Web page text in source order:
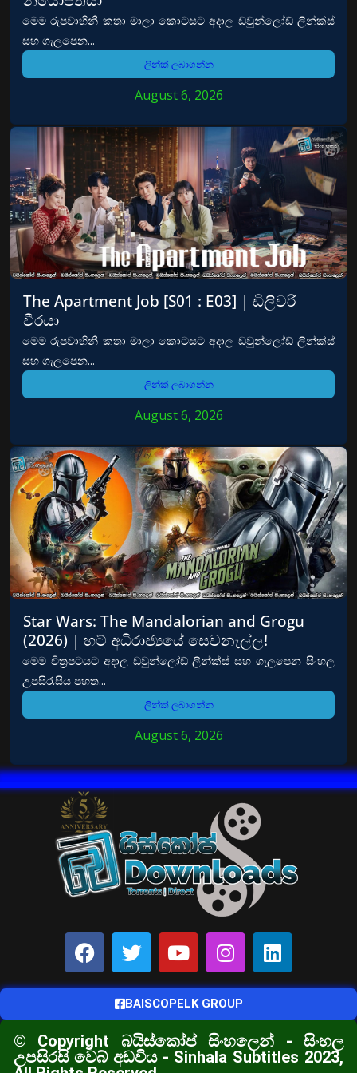
මෙම රුපවාහිනී කතා මාලා කොටසට අදාල ඩවුන්ලෝඩ් ලින්ක්ස්
සහ ගැලපෙන...
ලින්ක් ලබාගන්න
August 6, 2026
The Apartment Job [S01 : E03] | ඩිලිවරි
වීරයා
මෙම රුපවාහිනී කතා මාලා කොටසට අදාල ඩවුන්ලෝඩ් ලින්ක්ස්
සහ ගැලපෙන...
ලින්ක් ලබාගන්න
August 6, 2026
Star Wars: The Mandalorian and Grogu
(2026) | හට් අධිරාජ්‍යයේ සෙවනැල්ල!
මෙම චිත්‍රපටයට අදාල ඩවුන්ලෝඩ් ලින්ක්ස් සහ ගැලපෙන සිංහල
උපසිරැසිය පහත...
ලින්ක් ලබාගන්න
August 6, 2026
BAISCOPELK GROUP
© Copyright බයිස්කෝප් සිංහලෙන් - සිංහල
උපසිරසි වෙබ් අඩවිය - Sinhala Subtitles 2023,